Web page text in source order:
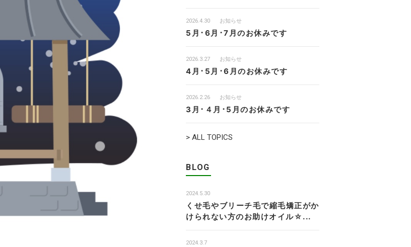
2026.4.30 お知らせ
5月･6月･7月のお休みです
2026.3.27 お知らせ
4月･5月･6月のお休みです
2026.2.26 お知らせ
3月･４月･5月のお休みです
> ALL TOPICS
BLOG
2024.5.30
くせ毛やブリーチ毛で縮毛矯正がか
けられない方のお助けオイル☆...
2024.3.7